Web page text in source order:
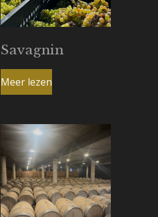
Savagnin
Meer lezen